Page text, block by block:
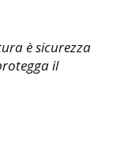
è sicurezza
il